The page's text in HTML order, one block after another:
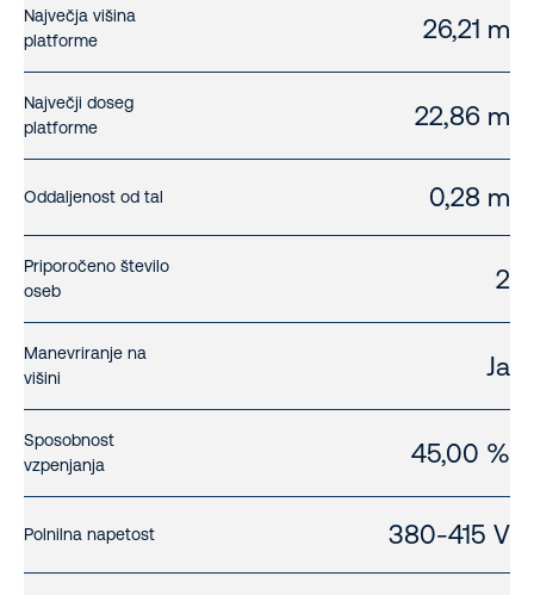
Največja višina
platforme
26,21 m
Največji doseg
platforme
22,86 m
Oddaljenost od tal 0,28 m
Priporočeno število
oseb
2
Manevriranje na
višini
Ja
Sposobnost
vzpenjanja
45,00 %
Polnilna napetost 380-415 V